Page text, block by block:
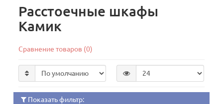
Расстоечные шкафы
Камик
Сравнение товаров (0)
Показать фильтр: